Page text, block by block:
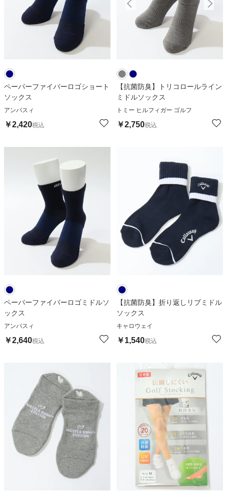
ペーパーファイバーロゴショート
ソックス
アンパスィ
￥2,420税込
【抗菌防臭】トリコロールライン
ミドルソックス
トミー ヒルフィガー ゴルフ
￥2,750税込
ペーパーファイバーロゴミドルソ
ックス
アンパスィ
￥2,640税込
【抗菌防臭】折り返しリブミドル
ソックス
キャロウェイ
￥1,540税込